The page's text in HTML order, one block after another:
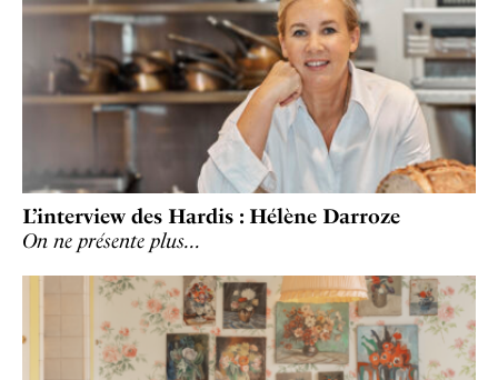
L’interview des Hardis : Hélène Darroze
On ne présente plus…